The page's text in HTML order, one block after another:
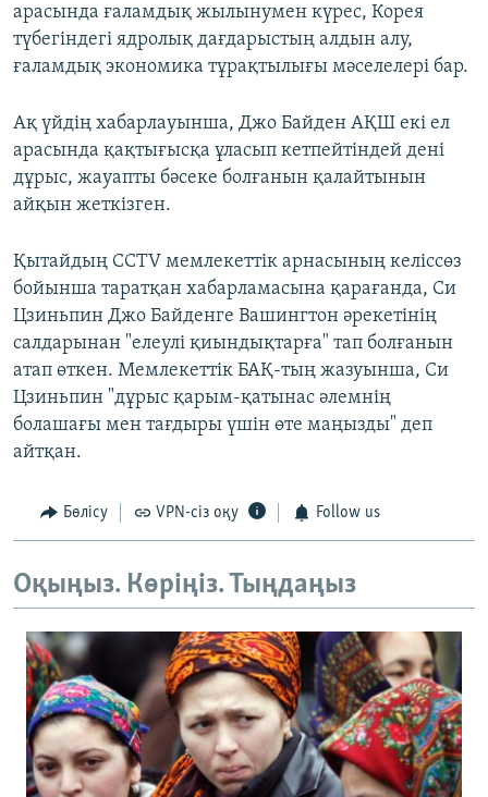
арасында ғаламдық жылынумен күрес, Корея
түбегіндегі ядролық дағдарыстың алдын алу,
ғаламдық экономика тұрақтылығы мәселелері бар.
Ақ үйдің хабарлауынша, Джо Байден АҚШ екі ел
арасында қақтығысқа ұласып кетпейтіндей дені
дұрыс, жауапты бәсеке болғанын қалайтынын
айқын жеткізген.
Қытайдың CCTV мемлекеттік арнасының келіссөз
бойынша таратқан хабарламасына қарағанда, Си
Цзиньпин Джо Байденге Вашингтон әрекетінің
салдарынан "елеулі қиындықтарға" тап болғанын
атап өткен. Мемлекеттік БАҚ-тың жазуынша, Си
Цзиньпин "дұрыс қарым-қатынас әлемнің
болашағы мен тағдыры үшін өте маңызды" деп
айтқан.
Бөлісу VPN-сіз оқу Follow us
Оқыңыз. Көріңіз. Тыңдаңыз